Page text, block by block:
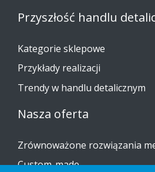
Przyszłość handlu
Kategorie sklepowe
Przykłady realizacji
Trendy w handlu detalicznym
Nasza oferta
Zrównoważone rozwiązania
Custom-made